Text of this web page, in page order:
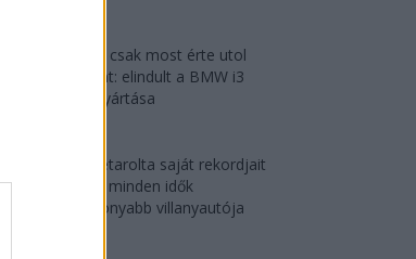
München csak most érte utol
Debrecent: elindult a BMW i3
sorozatgyártása
Az Audi letarolta saját rekordjait
— készül minden idők
leghatékonyabb villanyautója